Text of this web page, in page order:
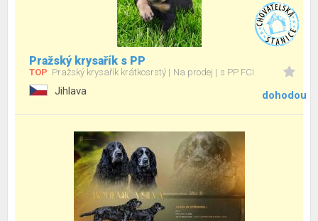
Pražský krysařík s PP
TOP Pražský krysařík krátkosrstý Na prodej s PP FCI
Jihlava dohodou